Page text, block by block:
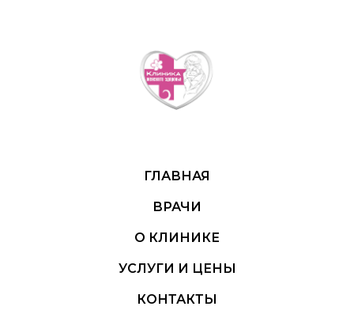
ГЛАВНАЯ
ВРАЧИ
О КЛИНИКЕ
УСЛУГИ И ЦЕНЫ
КОНТАКТЫ